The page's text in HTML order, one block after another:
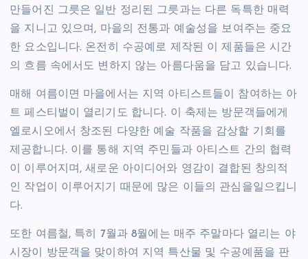
만들어진 그릇은 일반 정리된 그릇과는 다른 독특한 매력
을 지니고 있으며, 마을의 전통과 예술성을 보여주는 중요
한 요소입니다. 온전히 수공예로 제작된 이 제품들은 시간
의 흐름 속에서도 변하지 않는 아름다움을 담고 있습니다.
매해 여름이면 마을에서는 지역 아티스트들이 참여하는 아
트 페스티벌이 열리기도 합니다. 이 축제는 방문객들에게
엘로시오에서 창조된 다양한 예술 작품을 감상할 기회를
제공합니다. 이를 통해 지역 주민들과 아티스트 간의 협력
이 이루어지며, 새로운 아이디어와 영감이 결합된 창의적
인 작업이 이루어지기 때문에 많은 이들의 관심을일으킵니
다.
또한 여름철, 특히 7월과 8월에는 매주 주말마다 열리는 야
시장이 방문객을 맞이하여 지역 특산물 및 수공예품을 판